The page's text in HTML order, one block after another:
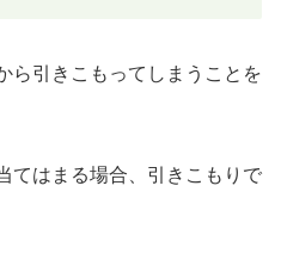
ら引きこもってしまうことを
てはまる場合、引きこもりで